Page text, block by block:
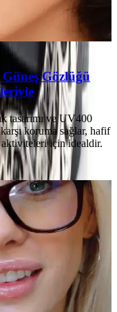
Gözlüğü
tasarımı ve UV400
koruma sağlar, hafif
aktiviteleri için idealdir.